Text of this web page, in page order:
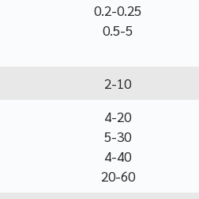
0.2-0.25
0.5-5
2-10
4-20
5-30
4-40
20-60